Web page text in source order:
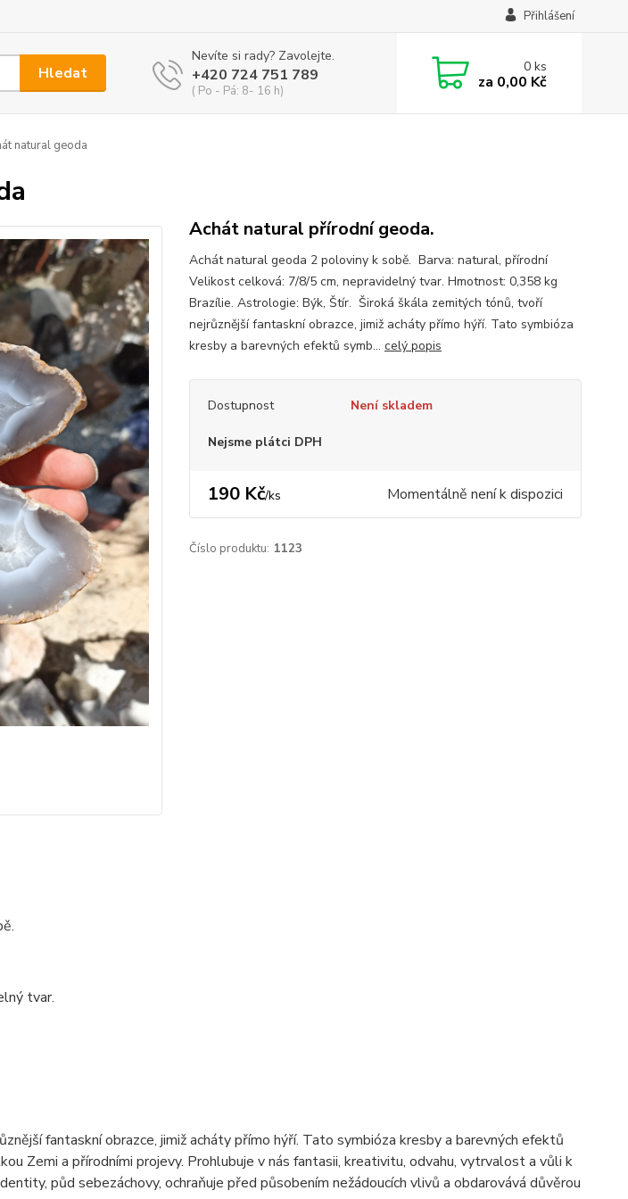
Přihlášení
Hledat
Nevíte si rady? Zavolejte.
+420 724 751 789
( Po - Pá: 8- 16 h)
0ks
za 0,00 Kč
natural geoda
Achát natural přírodní geoda.
Achát natural geoda 2 poloviny k sobě. Barva: natural, přírodní
Velikost celková: 7/8/5 cm, nepravidelný tvar. Hmotnost: 0,358 kg
Brazílie. Astrologie: Býk, Štír. Široká škála zemitých tónů, tvoří
nejrůznější fantaskní obrazce, jimiž acháty přímo hýří. Tato symbióza
kresby a barevných efektů symb... celý popis
Dostupnost Není skladem
Nejsme plátci DPH
190 Kč/ks Momentálně není k dispozici
Číslo produktu: 1123
tvar.
fantaskní obrazce, jimiž acháty přímo hýří. Tato symbióza kresby a barevných efektů
Zemi a přírodními projevy. Prohlubuje v nás fantasii, kreativitu, odvahu, vytrvalost a vůli k
půd sebezáchovy, ochraňuje před působením nežádoucích vlivů a obdarovává důvěrou